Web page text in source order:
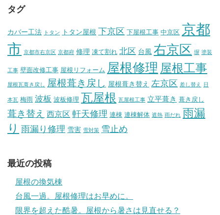
タグ
カバー工法 トタン トタン屋根 下京区 下屋根工事 中京区 京都
市 京都市右京区 京都府 修理 凍て割れ 北区 台風 右京区 塀 塗装
工事 壁面改修工事 屋根リフォーム 屋根修理 屋根工事
屋根瓦葺き戻し 屋根葺き戻し 屋根葺き替え 左京区 差し替え 日
本瓦 梅雨 波板 波板修理 瓦屋根 瓦屋根工事 立平葺き 葺き戻し
葺き替え 西京区 軒天修理 連棟 連棟解体 遮熱 雨だれ 雨漏
り 雨漏り修理 雪害 雪対策 雪止め
最近の投稿
屋根の換気棟
台風一過。屋根修理はお早めに。
限界を超えた酷暑。屋根から暑さは見直せる？